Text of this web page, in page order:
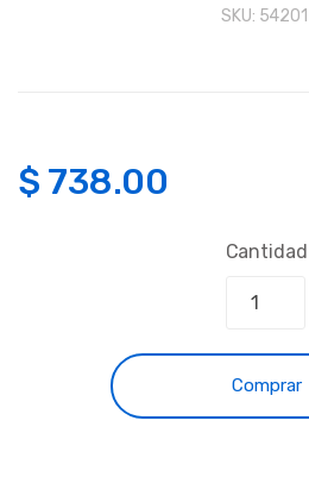
SKU: 54201
$ 738.00
Cantidad
Comprar